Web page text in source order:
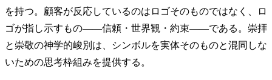
を持つ。顧客が反応しているのはロゴそのものではなく、ロ
ゴが指し示すもの——信頼・世界観・約束——である。崇拝
と崇敬の神学的峻別は、シンボルを実体そのものと混同しな
いための思考枠組みを提供する。